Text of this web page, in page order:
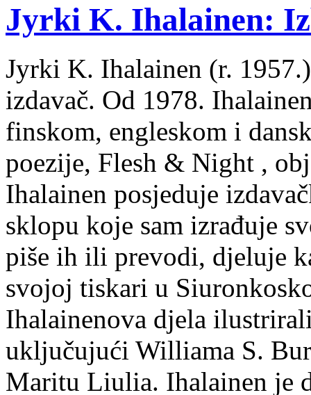
Jyrki K. Ihalainen:
Jyrki K. Ihalainen (r.
izdavač. Od 1978.
finskom, engleskom i
poezije, Flesh & Night ,
Ihalainen posjeduje
sklopu koje sam izrađuje
piše ih ili prevodi, djeluje
svojoj tiskari u
Ihalainenova djela
uključujući Williama S.
Maritu Liulia. Ihalainen je